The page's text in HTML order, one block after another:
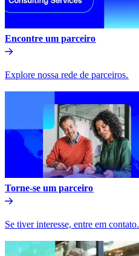
Encontre um parceiro​​
Explore nossa rede de parceiros.​​
Torne-se um parceiro​​
Se tiver interesse, entre em contato.​​